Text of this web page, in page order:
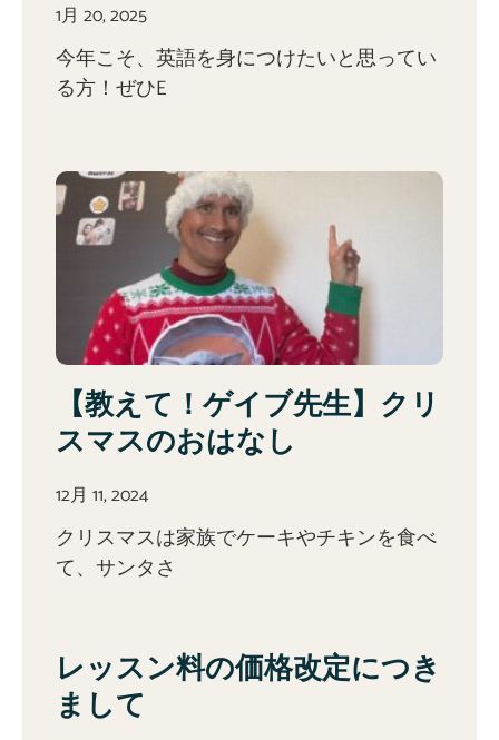
1月 20, 2025
今年こそ、英語を身につけたいと思ってい
る方！ぜひE
【教えて！ゲイブ先生】クリ
スマスのおはなし
12月 11, 2024
クリスマスは家族でケーキやチキンを食べ
て、サンタさ
レッスン料の価格改定につき
まして